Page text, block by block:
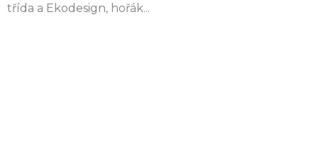
třída a Ekodesign, hořák...